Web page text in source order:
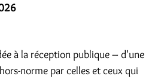
à la réception publique – d'une
norme par celles et ceux qui